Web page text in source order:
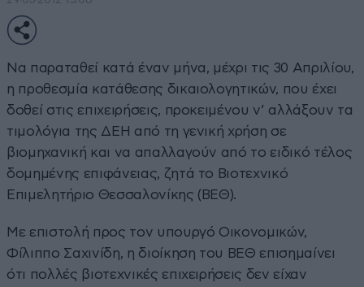
Να παραταθεί κατά έναν μήνα, μέχρι τις 30 Απριλίου,
η προθεσμία κατάθεσης δικαιολογητικών, που έχει
δοθεί στις επιχειρήσεις, προκειμένου ν’ αλλάξουν τα
τιμολόγια της ΔΕΗ από τη γενική χρήση σε
βιομηχανική και να απαλλαγούν από το ειδικό τέλος
δομημένης επιφάνειας, ζητά το Βιοτεχνικό
Επιμελητήριο Θεσσαλονίκης (ΒΕΘ).
Με επιστολή προς τον υπουργό Οικονομικών,
Φίλιππο Σαχινίδη, η διοίκηση του ΒΕΘ επισημαίνει
ότι πολλές βιοτεχνικές επιχειρήσεις δεν είχαν